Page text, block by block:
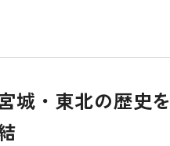
城・東北の歴史を